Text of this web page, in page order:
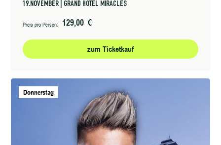
19.NOVEMBER | GRAND HOTEL MIRACLES
Preis pro Person: 129,00 €
zum Ticketkauf
Donnerstag